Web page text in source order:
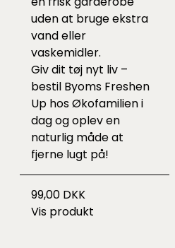
uden at bruge ekstra
vand eller
vaskemidler.
Giv dit tøj nyt liv –
bestil Byoms Freshen
Up hos Økofamilien i
dag og oplev en
naturlig måde at
fjerne lugt på!
99,00 DKK
Vis produkt